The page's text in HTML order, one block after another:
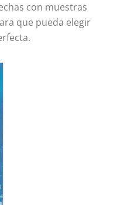
con muestras
que pueda elegir